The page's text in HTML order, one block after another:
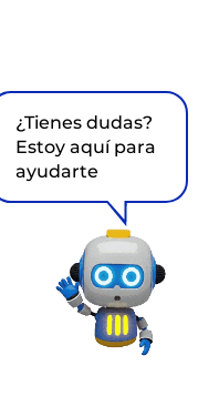
¿Tienes dudas?
Estoy aquí para
ayudarte